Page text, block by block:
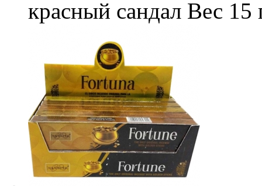
красный сандал Вес 15